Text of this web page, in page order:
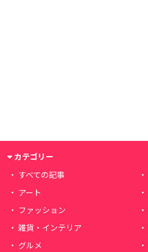
カテゴリー
すべての記事
アート
ファッション
雑貨・インテリア
グルメ